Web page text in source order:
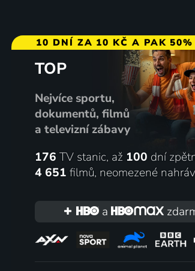
10 DNÍ ZA 10 KČ A PAK 50%
TOP
Nejvíce sportu,
dokumentů, filmů
a televizní zábavy
176 TV stanic, až 100 dní
4 651 filmů, neomezené
a